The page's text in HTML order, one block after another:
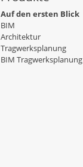
Auf den ersten Blick
BIM
Architektur
Tragwerksplanung
BIM Tragwerksplanung